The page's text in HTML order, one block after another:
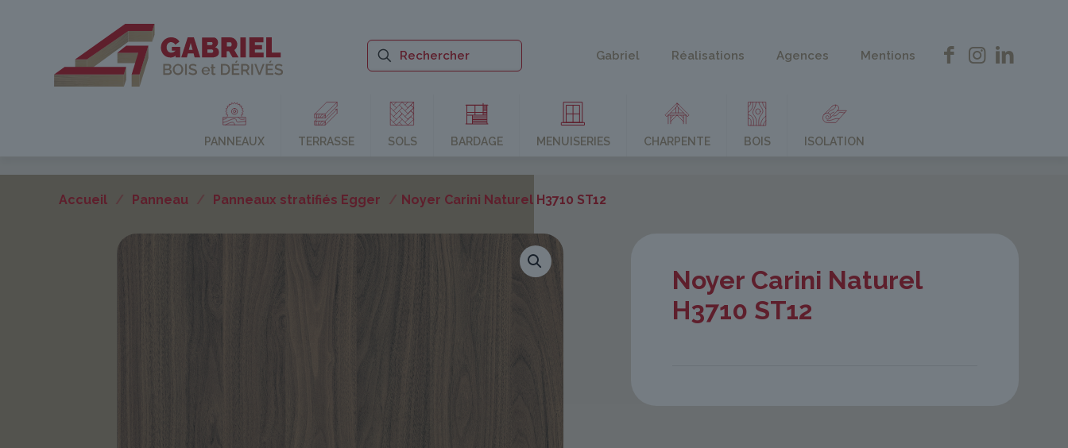
Gabriel Réalisations Agences Mentions
PANNEAUX TERRASSE SOLS BARDAGE MENUISERIES CHARPENTE BOIS ISOLATION
Accueil / Panneau / Panneaux stratifiés Egger / Noyer Carini Naturel H3710 ST12
Noyer Carini Naturel
H3710 ST12